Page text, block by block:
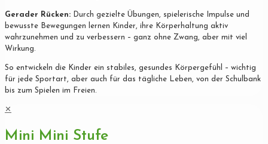
Gerader Rücken: Durch gezielte Übungen, spielerische Impulse und
bewusste Bewegungen lernen Kinder, ihre Körperhaltung aktiv
wahrzunehmen und zu verbessern – ganz ohne Zwang, aber mit viel
Wirkung.
So entwickeln die Kinder ein stabiles, gesundes Körpergefühl – wichtig
für jede Sportart, aber auch für das tägliche Leben, von der Schulbank
bis zum Spielen im Freien.
✕
Mini Mini Stufe